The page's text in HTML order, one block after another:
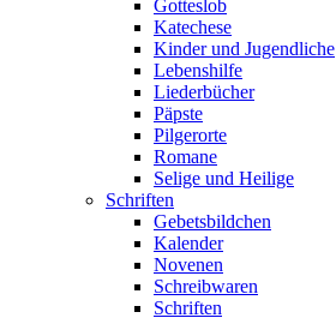
Gotteslob
Katechese
Kinder und Jugendliche
Lebenshilfe
Liederbücher
Päpste
Pilgerorte
Romane
Selige und Heilige
Schriften
Gebetsbildchen
Kalender
Novenen
Schreibwaren
Schriften